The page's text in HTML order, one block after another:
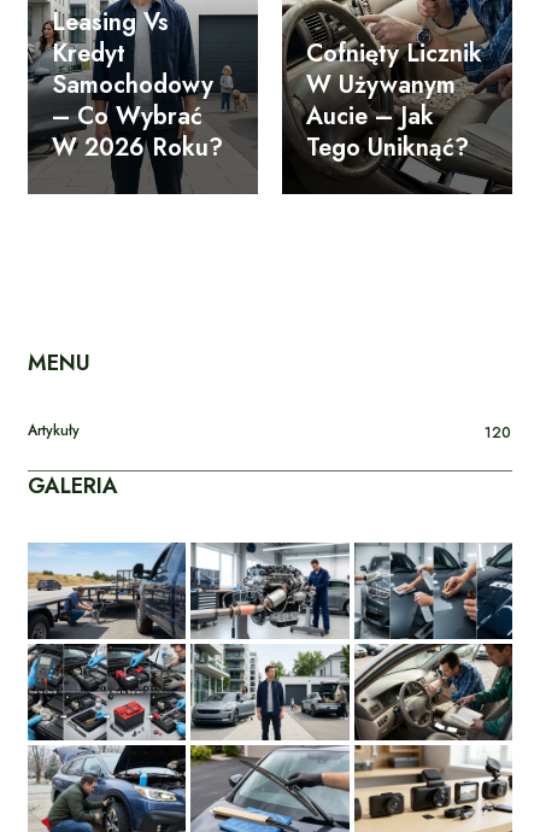
Leasing Vs
Kredyt
Samochodowy
– Co Wybrać
W 2026 Roku?
Cofnięty Licznik
W Używanym
Aucie – Jak
Tego Uniknąć?
MENU
Artykuły 120
GALERIA